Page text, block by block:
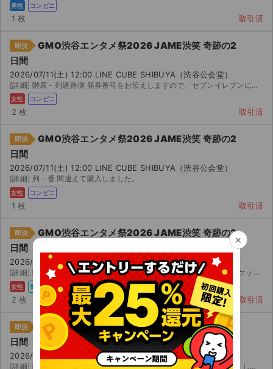
男性 コンビニ
1 枚 取引済
即決
GMO渋谷エンタメ祭2026 JAME渋笑 奇跡の2
日間
2026/07/11(土) 12:00 LINE CUBE SHIBUYA（渋谷公会堂）
[詳細] 階席 - 列通路側 発券番号をお伝えしますので、セブンイレブンにて発券ください。 最後列の通...
女性 コンビニ
2 枚 取引済
即決
GMO渋谷エンタメ祭2026 JAME渋笑 奇跡の2
日間
2026/07/11(土) 12:00 LINE CUBE SHIBUYA（渋谷公会堂）
[詳細] 列 - 番 間違えて購入しました。
女性 コンビニ
1 枚 取引済
即決
GMO渋谷エンタメ祭2026 JAME渋笑 奇跡の2
日間
2026/07/11(土) 12:00 LINE CUBE SHIBUYA（渋谷公会堂）
[詳細] 階席 予定が合わなくなってしまったため出品いたします。 チケットぴあで当選したチケットです。...
女性 電チケ
2 枚 取引済
即決
GMO渋谷エンタメ祭2026 JAME渋笑 奇跡の2
日間
2026/07/11(土) 12:00 LINE CUBE SHIBUYA（渋谷公会堂）
[詳細] 階 列 〜 番 ぴあで購入しましたが、都合により余ってしまいました。 定価＋プレイガイ...
×